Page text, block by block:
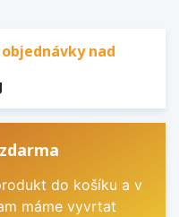
nad
do košíku a v
máme vyvrtat